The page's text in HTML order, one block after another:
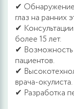
✔
глаз на ранних
✔
более 15 лет.
✔
пациентов.
✔
врача-окулиста.
✔ Разработка